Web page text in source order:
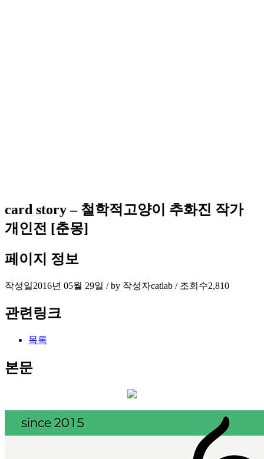
card story – 철학적고양이 추화진 작가
개인전 [춘몽]
페이지 정보
작성일2016년 05월 29일 / by 작성자catlab / 조회수2,810
관련링크
목록
본문